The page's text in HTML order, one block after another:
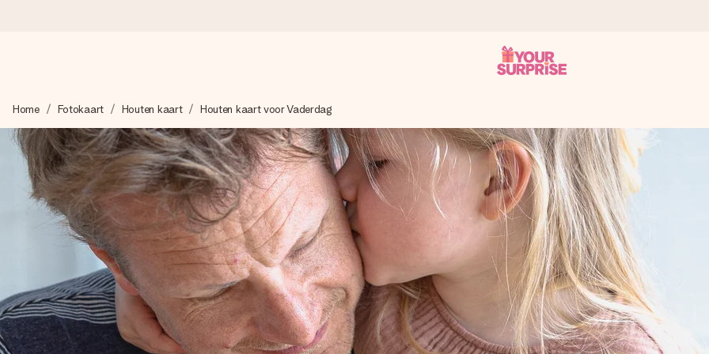
We maken jouw cadeau met zorg en zorgen dat het razendsnel onderweg is - zodat jij kunt geven op precies het juiste moment,
4,8 (gebaseerd op +8.000 reviews)
Onze cadeaus worden gewaardeerd. Klanten beoordelen ons met een 4,7 op Google Reviews
Gratis wenskaartje
Je maakt in een paar stappen iets unieks – met haar naam, jullie foto of een boodschap die raakt. Zonder gedoe, maar met alle
Home Fotokaart Houten kaart Houten kaart voor Vaderdag